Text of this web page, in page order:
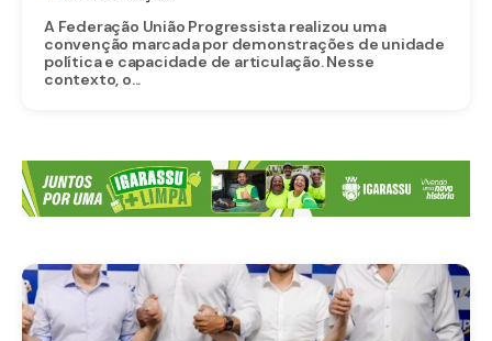
A Federação União Progressista realizou uma
convenção marcada por demonstrações de unidade
política e capacidade de articulação. Nesse
contexto, o...